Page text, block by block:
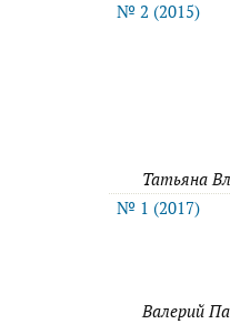
№ 2 (2015)
Татьяна
№ 1 (2017)
Валерий